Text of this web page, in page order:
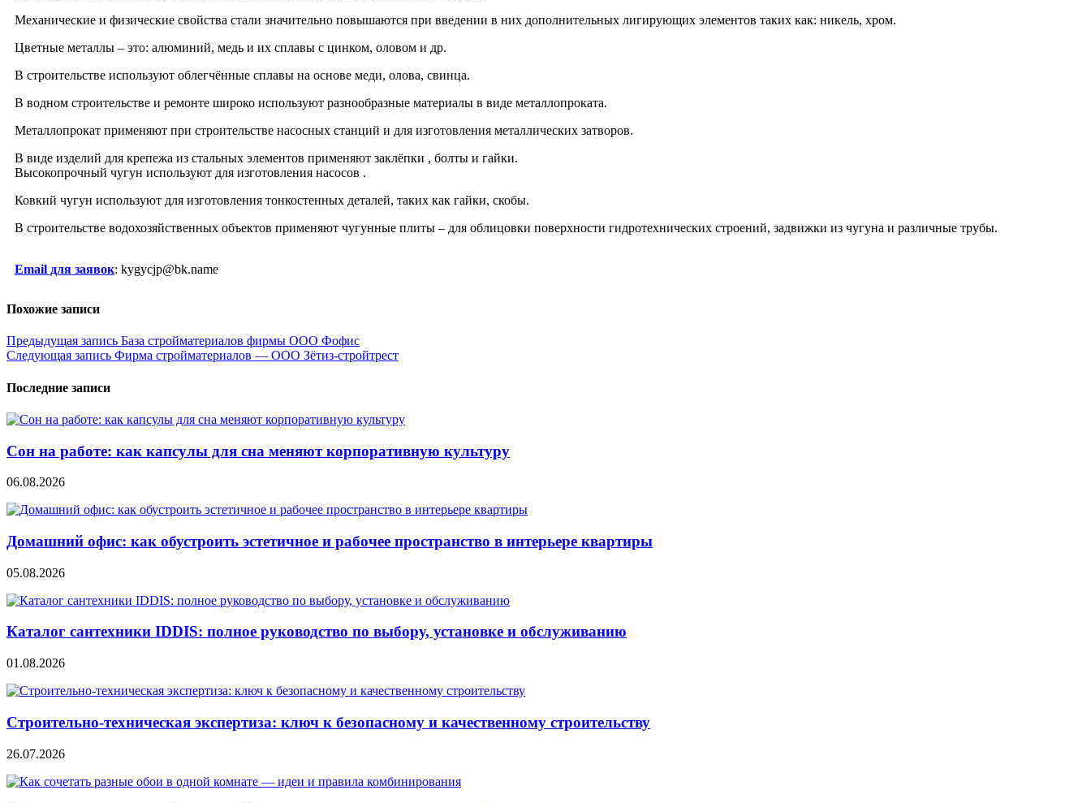
Механические и физические свойства стали значительно повышаются при введении в них дополнительных лигирующих элементов таких как: никель, хром.
Цветные металлы – это: алюминий, медь и их сплавы с цинком, оловом и др.
В строительстве используют облегчённые сплавы на основе меди, олова, свинца.
В водном строительстве и ремонте широко используют разнообразные материалы в виде металлопроката.
Металлопрокат применяют при строительстве насосных станций и для изготовления металлических затворов.
В виде изделий для крепежа из стальных элементов применяют заклёпки , болты и гайки.
Высокопрочный чугун используют для изготовления насосов .
Ковкий чугун используют для изготовления тонкостенных деталей, таких как гайки, скобы.
В строительстве водохозяйственных объектов применяют чугунные плиты – для облицовки поверхности гидротехнических строений, задвижки из чугуна и различные трубы.
Email для заявок: kygycjp@bk.name
Похожие записи
Навигация
по
записям
Предыдущая запись База стройматериалов фирмы ООО Фофис
Следующая запись Фирма стройматериалов — ООО Зётиз-стройтрест
Последние записи
Сон на работе: как капсулы для сна меняют корпоративную культуру
06.08.2026
Домашний офис: как обустроить эстетичное и рабочее пространство в интерьере квартиры
05.08.2026
Каталог сантехники IDDIS: полное руководство по выбору, установке и обслуживанию
01.08.2026
Строительно‑техническая экспертиза: ключ к безопасному и качественному строительству
26.07.2026